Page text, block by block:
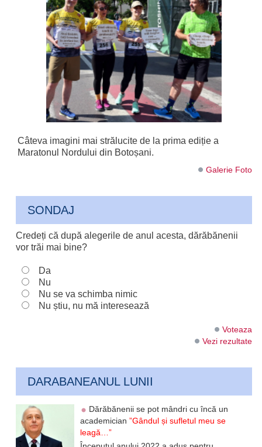
Câteva imagini mai strălucite de la prima ediție a
Maratonul Nordului din Botoșani.
Galerie Foto
SONDAJ
Credeți că după alegerile de anul acesta, dărăbănenii
vor trăi mai bine?
Da
Nu
Nu se va schimba nimic
Nu știu, nu mă interesează
Voteaza
Vezi rezultate
DARABANEANUL LUNII
Dărăbănenii se pot mândri cu încă un
academician”Gândul și sufletul meu se
leagă…”